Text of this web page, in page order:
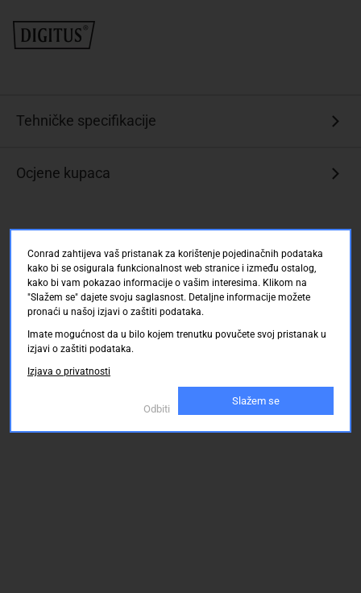
Tehničke specifikacije
Ocjene kupaca
Conrad zahtijeva vaš pristanak za korištenje pojedinačnih podataka
kako bi se osigurala funkcionalnost web stranice i između ostalog,
kako bi vam pokazao informacije o vašim interesima. Klikom na
"Slažem se" dajete svoju saglasnost. Detaljne informacije možete
pronaći u našoj izjavi o zaštiti podataka.
Imate mogućnost da u bilo kojem trenutku povučete svoj pristanak u
izjavi o zaštiti podataka.
Izjava o privatnosti
Odbiti
Slažem se